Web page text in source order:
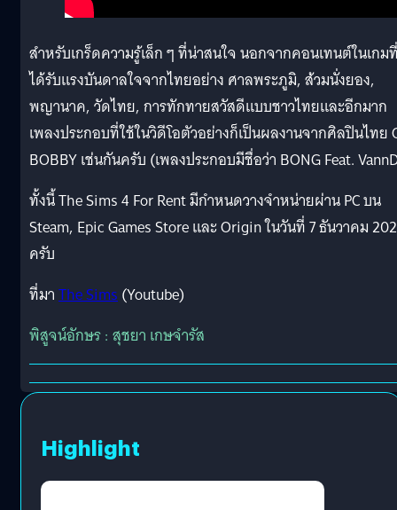
สำหรับเกร็ดความรู้เล็ก ๆ ที่น่าสนใจ นอกจากคอนเทนต์ในเกม
ได้รับแรงบันดาลใจจากไทยอย่าง ศาลพระภูมิ, ส้วมนั่งยอง,
พญานาค, วัดไทย, การทักทายสวัสดีแบบชาวไทยและอีกมาก
เพลงประกอบที่ใช้ในวิดีโอตัวอย่างก็เป็นผลงานจากศิลปินไทย
BOBBY เช่นกันครับ (เพลงประกอบมีชื่อว่า BONG Feat.
ทั้งนี้ The Sims 4 For Rent มีกำหนดวางจำหน่ายผ่าน PC บน
Steam, Epic Games Store และ Origin ในวันที่ 7 ธันวาคม
ครับ
ที่มาThe Sims(Youtube)
พิสูจน์อักษร : สุชยา เกษจำรัส
Highlight